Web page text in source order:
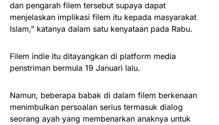
dan pengarah filem tersebut supaya dapat
menjelaskan implikasi filem itu kepada masyarakat
Islam,” katanya dalam satu kenyataan pada Rabu.
Filem indie itu ditayangkan di platform media
penstriman bermula 19 Januari lalu.
Namun, beberapa babak di dalam filem berkenaan
menimbulkan persoalan serius termasuk dialog
seorang ayah yang membenarkan anaknya untuk